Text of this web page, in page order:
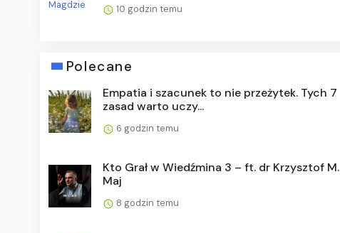
10 godzin temu
Polecane
Empatia i szacunek to nie przeżytek. Tych 7
zasad warto uczy...
6 godzin temu
Kto Grał w Wiedźmina 3 – ft. dr Krzysztof M.
Maj
8 godzin temu